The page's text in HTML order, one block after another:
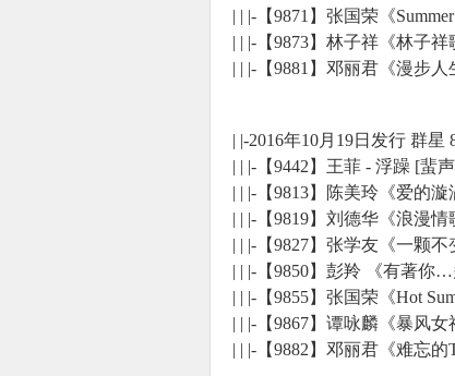
| | |-【9871】张国荣《
| | |-【9873】林子祥《林子
| | |-【9881】邓丽君《漫步
| |-2016年10月19日发行 群星
| | |-【9442】王菲 - 浮躁 [蜚
| | |-【9813】陈美玲《爱的
| | |-【9819】刘德华《浪漫
| | |-【9827】张学友《一颗
| | |-【9850】彭羚 《有著你
| | |-【9855】张国荣《Hot
| | |-【9867】谭咏麟《暴风
| | |-【9882】邓丽君《难忘